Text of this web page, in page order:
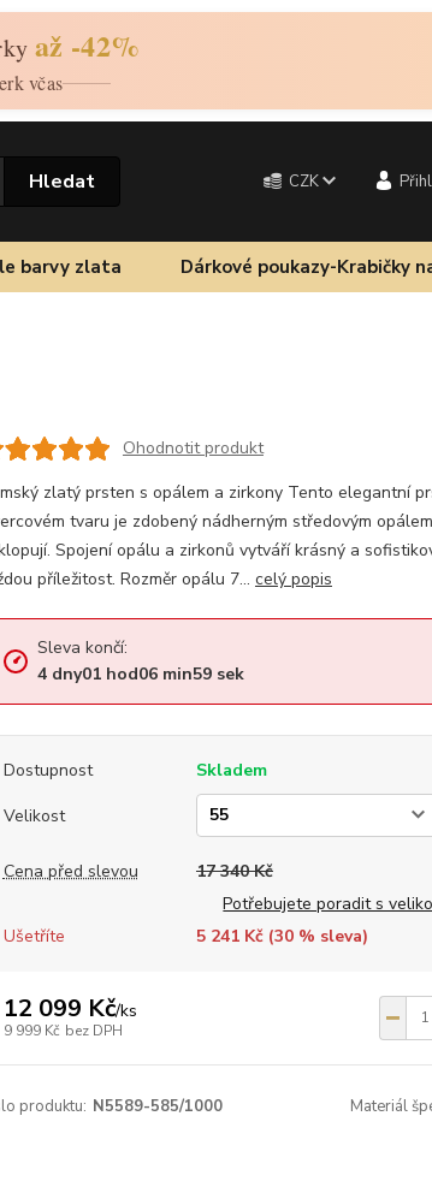
až -42%
včas
CZK
Hledat
barvy zlata Dárkové poukazy-Krabičky
Ohodnotit produkt
zlatý prsten s opálem a zirkony Tento elegantní
tvaru je zdobený nádherným středovým
Spojení opálu a zirkonů vytváří krásný a
příležitost. Rozměr opálu 7... celý popis
Sleva končí:
4 dny01hod06min59sek
Dostupnost
Skladem
Velikost
Cena před slevou
17 340 Kč
Potřebujete poradit s
Ušetříte
5 241 Kč (30% sleva)
12 099 Kč/ks
9 999 Kč bez DPH
produktu: N5589-585/1000 Materiál